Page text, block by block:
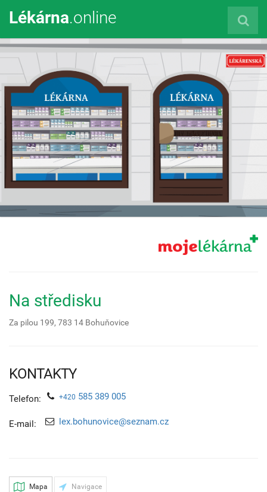
Lékárna.online
Na středisku
Za pilou 199, 783 14 Bohuňovice
KONTAKTY
Telefon: +420 585 389 005
E-mail: lex.bohunovice@seznam.cz
Mapa Navigace